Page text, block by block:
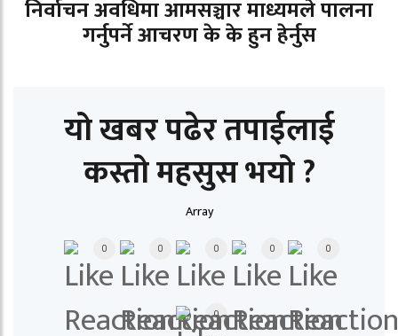
निर्वाचन अवधिमा आमसञ्चार माध्यमले पालना
गर्नुपर्ने आचरण के के हुन हेर्नुस
यो खबर पढेर तपाईलाई
कस्तो महसुस भयो ?
Array
0 0 0 0 0
0